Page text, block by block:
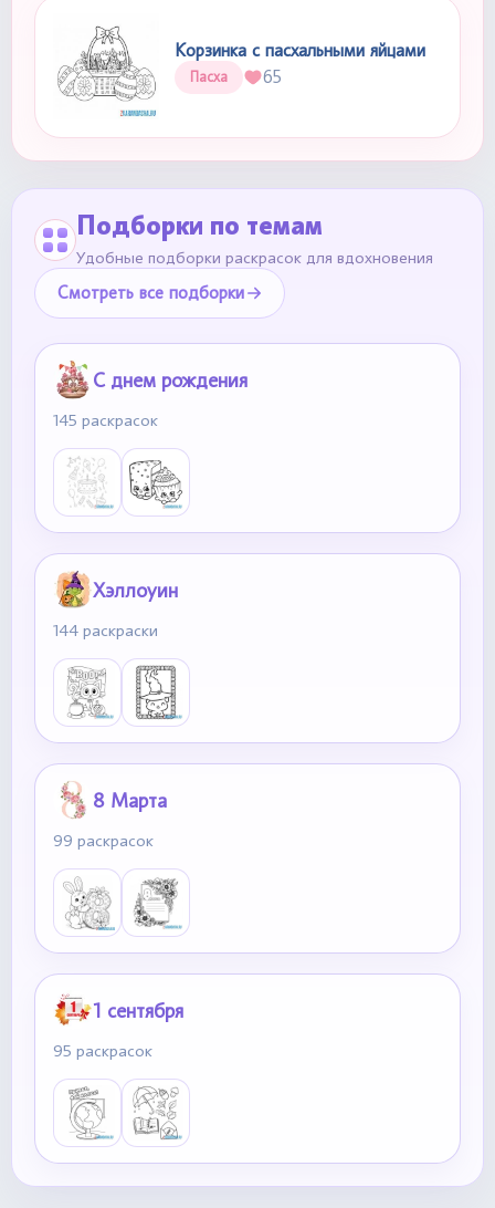
Корзинка с пасхальными яйцами
Пасха 65
Подборки по темам
Удобные подборки раскрасок для вдохновения
Смотреть все подборки
С днем рождения
145 раскрасок
Хэллоуин
144 раскраски
8 Марта
99 раскрасок
1 сентября
95 раскрасок